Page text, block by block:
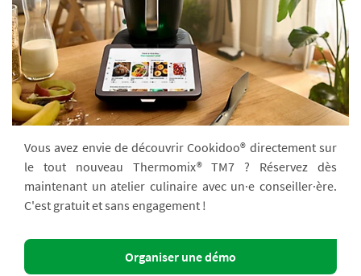
Vous avez envie de découvrir Cookidoo® directement sur
le tout nouveau Thermomix® TM7 ? Réservez dès
maintenant un atelier culinaire avec un·e conseiller·ère.
C'est gratuit et sans engagement !
Organiser une démo